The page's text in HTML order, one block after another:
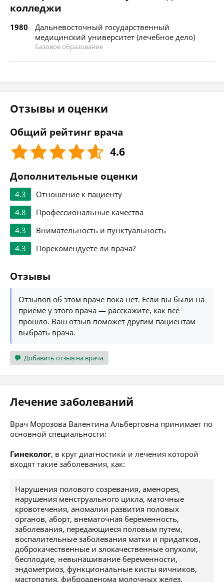
колледжи
1980
Дальневосточный государственный
медицинский университет (лечебное дело)
Базовое образование
Отзывы и оценки
Общий рейтинг врача
4.6
Дополнительные оценки
4.3
Отношение к пациенту
4.8
Профессиональные качества
4.3
Внимательность и пунктуальность
4.3
Порекомендуете ли врача?
Отзывы
Отзывов об этом враче пока нет. Если вы были на
приёме у этого врача — расскажите, как всё
прошло. Ваш отзыв поможет другим пациентам
выбрать врача.
Добавить отзыв на врача
Лечение заболеваний
Врач Морозова Валентина Альбертовна принимает по
основной специальности:
Гинеколог, в круг диагностики и лечения которой
входят такие заболевания, как:
Нарушения полового созревания, аменорея,
нарушения менструального цикла, маточные
кровотечения, аномалии развития половых
органов, аборт, внематочная беременность,
заболевания, передающиеся половым путем,
воспалительные заболевания матки и придатков,
доброкачественные и злокачественные опухоли,
бесплодие, невынашивание беременности,
эндометриоз, функциональные кисты яичников,
мастопатия, фиброаденома молочных желез.